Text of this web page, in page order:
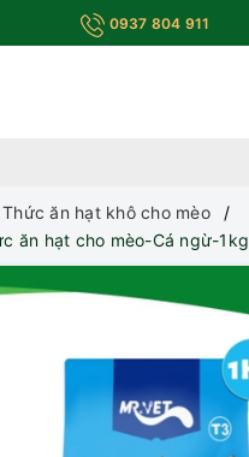
0937 804 911
Thức ăn hạt khô cho mèo
ăn hạt cho mèo-Cá ngừ-1kg